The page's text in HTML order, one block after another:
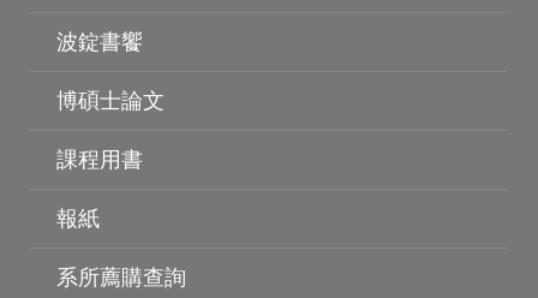
波錠書饗
博碩士論文
課程用書
報紙
系所薦購查詢